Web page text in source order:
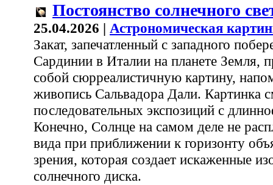
Постоянство солнечного
25.04.2026 | Астрономическая
Закат, запечатленный с западного
Сардинии в Италии на планете Земля,
собой сюрреалистичную картину,
живопись Сальвадора Дали. Картинка
последовательных экспозиций с
Конечно, Солнце на самом деле не
вида при приближении к горизонту
зрения, которая создает искаженные
солнечного диска.